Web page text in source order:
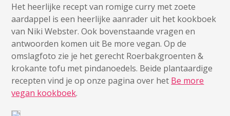
Het heerlijke recept van romige curry met zoete
aardappel is een heerlijke aanrader uit het kookboek
van Niki Webster. Ook bovenstaande vragen en
antwoorden komen uit Be more vegan. Op de
omslagfoto zie je het gerecht Roerbakgroenten &
krokante tofu met pindanoedels. Beide plantaardige
recepten vind je op onze pagina over het Be more
vegan kookboek.